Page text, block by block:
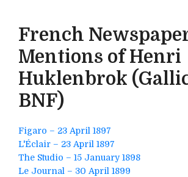
French
Mentions of Henri
Huklenbrok
BNF)
Figaro – 23 April 1897
L'Éclair – 23 April 1897
The Studio – 15 January 1898
Le Journal – 30 April 1899